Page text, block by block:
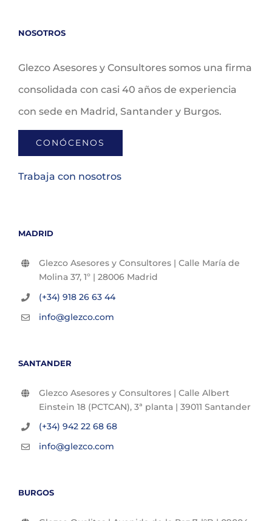
NOSOTROS
Glezco Asesores y Consultores somos una firma
consolidada con casi 40 años de experiencia
con sede en Madrid, Santander y Burgos.
CONÓCENOS
Trabaja con nosotros
MADRID
Glezco Asesores y Consultores | Calle María de
Molina 37, 1º | 28006 Madrid
(+34) 918 26 63 44
info@glezco.com
SANTANDER
Glezco Asesores y Consultores | Calle Albert
Einstein 18 (PCTCAN), 3ª planta | 39011 Santander
(+34) 942 22 68 68
info@glezco.com
BURGOS